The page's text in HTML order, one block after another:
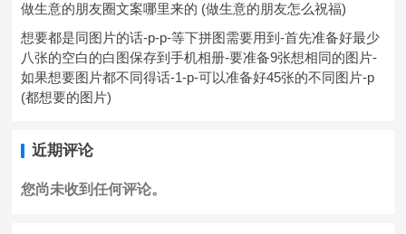
做生意的朋友圈文案哪里来的 (做生意的朋友怎么祝福)
想要都是同图片的话-p-p-等下拼图需要用到-首先准备好最少
八张的空白的白图保存到手机相册-要准备9张想相同的图片-
如果想要图片都不同得话-1-p-可以准备好45张的不同图片-p
(都想要的图片)
近期评论
您尚未收到任何评论。